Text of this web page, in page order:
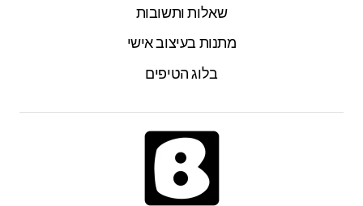
שאלות ותשובות
מתנות בעיצוב אישי
בלוג הטיפים